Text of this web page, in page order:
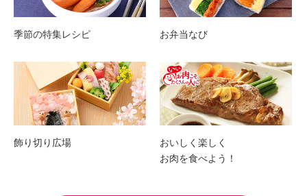
季節の特集レシピ お弁当なび
飾り切り広場
おいしく楽しく
お肉を食べよう！